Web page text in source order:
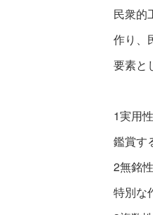
民衆的
作り、
要素と
1実用性
鑑賞す
2無銘性
特別な